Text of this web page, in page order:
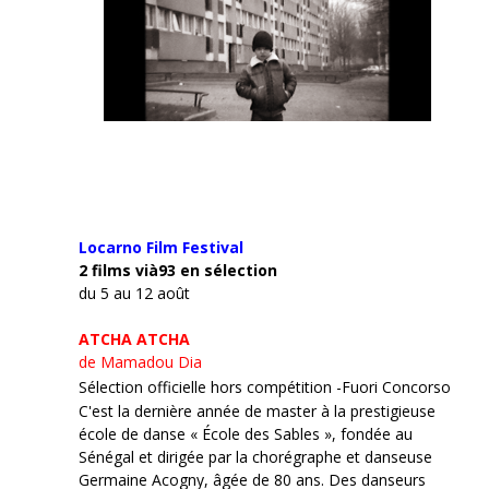
Locarno Film Festival
2 films vià93 en sélection
du 5 au 12 août
ATCHA ATCHA
de Mamadou Dia
Sélection officielle hors compétition -Fuori Concorso
C'est la dernière année de master à la prestigieuse
école de danse « École des Sables », fondée au
Sénégal et dirigée par la chorégraphe et danseuse
Germaine Acogny, âgée de 80 ans. Des danseurs